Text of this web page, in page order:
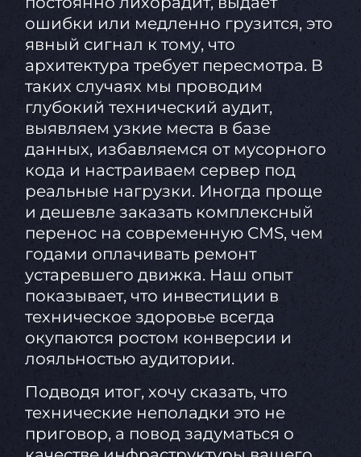
ошибки или медленно грузится, это
явный сигнал к тому, что
архитектура требует пересмотра. В
таких случаях мы проводим
глубокий технический аудит,
выявляем узкие места в базе
данных, избавляемся от мусорного
кода и настраиваем сервер под
реальные нагрузки. Иногда проще
и дешевле заказать комплексный
перенос на современную CMS, чем
годами оплачивать ремонт
устаревшего движка. Наш опыт
показывает, что инвестиции в
техническое здоровье всегда
окупаются ростом конверсии и
лояльностью аудитории.
Подводя итог, хочу сказать, что
технические неполадки это не
приговор, а повод задуматься о